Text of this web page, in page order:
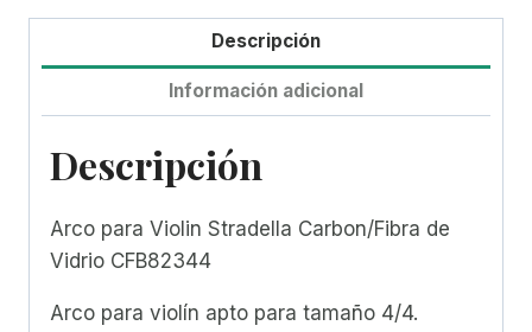
Descripción
Información adicional
Descripción
Arco para Violin Stradella Carbon/Fibra de
Vidrio CFB82344
Arco para violín apto para tamaño 4/4.